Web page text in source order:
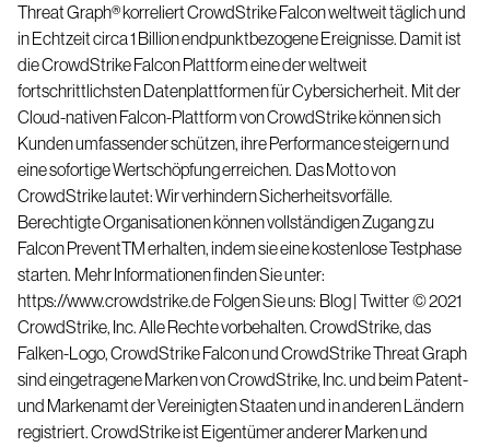
Threat Graph®korreliert CrowdStrike Falcon weltweit täglich und
in Echtzeit circa 1 Billion endpunktbezogene Ereignisse. Damit ist
die CrowdStrike Falcon Plattform eine der weltweit
fortschrittlichsten Datenplattformen für Cybersicherheit. Mit der
Cloud-nativen Falcon-Plattform von CrowdStrike können sich
Kunden umfassender schützen, ihre Performance steigern und
eine sofortige Wertschöpfung erreichen. Das Motto von
CrowdStrike lautet: Wir verhindern Sicherheitsvorfälle.
Berechtigte Organisationen können vollständigen Zugang zu
Falcon PreventTMerhalten, indem sie eine kostenlose Testphase
starten. Mehr Informationen finden Sie unter:
https://www.crowdstrike.de Folgen Sie uns: Blog|Twitter© 2021
CrowdStrike, Inc. Alle Rechte vorbehalten. CrowdStrike, das
Falken-Logo, CrowdStrike Falcon und CrowdStrike Threat Graph
sind eingetragene Marken von CrowdStrike, Inc. und beim Patent-
und Markenamt der Vereinigten Staaten und in anderen Ländern
registriert. CrowdStrike ist Eigentümer anderer Marken und